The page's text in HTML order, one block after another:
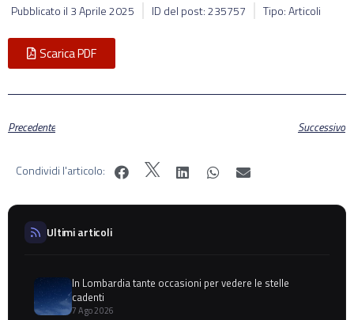
Pubblicato il 3 Aprile 2025 ID del post: 235757 Tipo: Articoli
Scarica PDF
Precedente Successivo
Condividi l'articolo:
Ultimi articoli
In Lombardia tante occasioni per vedere le stelle
cadenti
7 Ago 2026